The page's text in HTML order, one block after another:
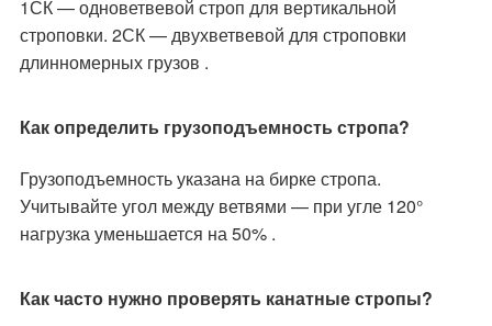
1СК — одноветвевой строп для вертикальной
строповки. 2СК — двухветвевой для строповки
длинномерных грузов .
Как определить грузоподъемность стропа?
Грузоподъемность указана на бирке стропа.
Учитывайте угол между ветвями — при угле 120°
нагрузка уменьшается на 50% .
Как часто нужно проверять канатные стропы?